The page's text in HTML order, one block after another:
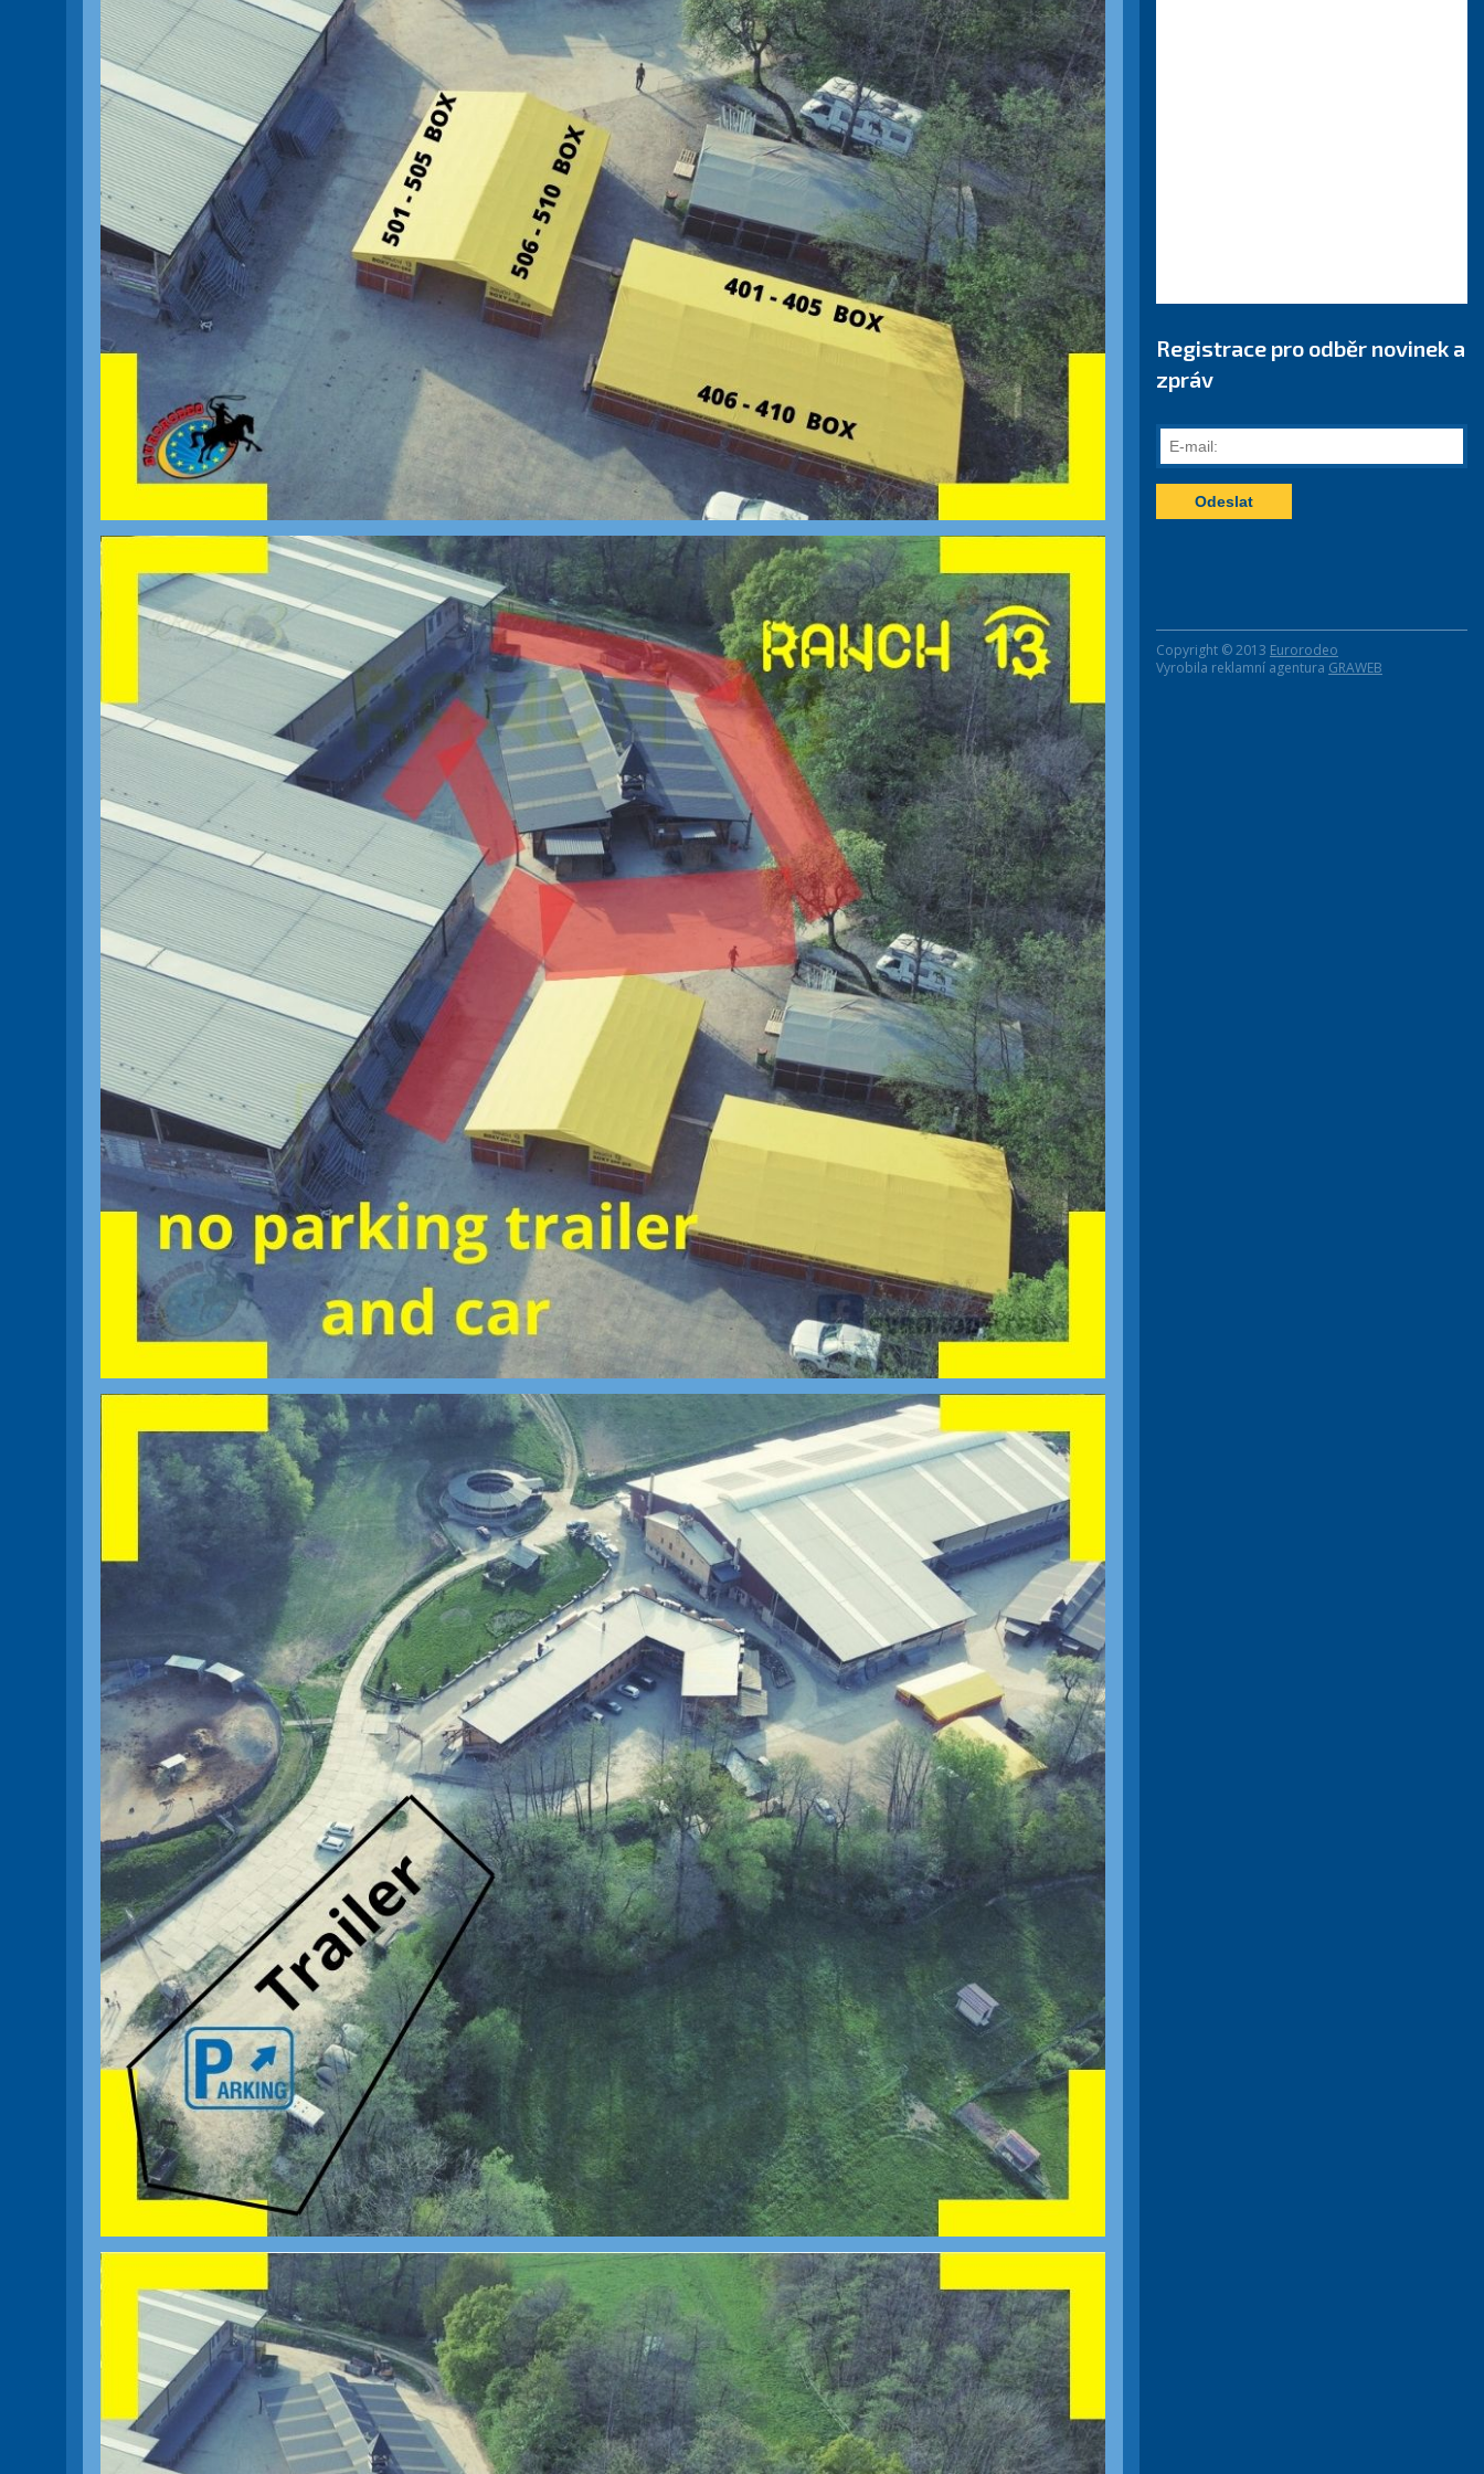
Registrace pro odběr novinek a
zpráv
E-
mail:
Copyright © 2013 Eurorodeo
Vyrobila reklamní agentura GRAWEB